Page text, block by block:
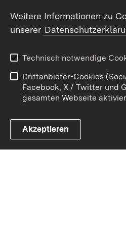
Link zum Landesportal
Kontakt
Barrierefreiheit
Impressum
Weitere Informationen zu
unserer
Technisch notwendige
Drittanbieter-Cookies
Facebook, X / Twitter und
gesamten Webseite
Akzeptieren